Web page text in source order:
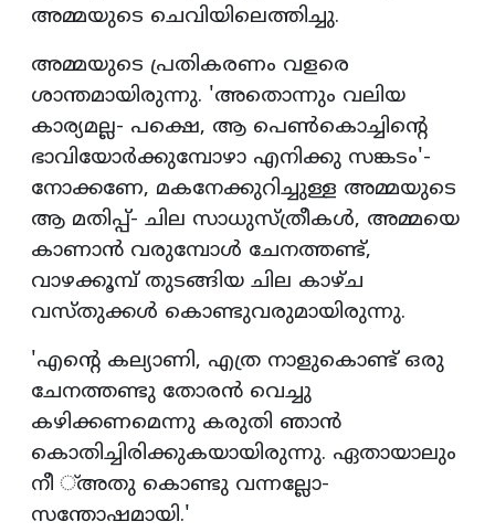
അമ്മയുടെ ചെവിയിലെത്തിച്ചു.
അമ്മയുടെ പ്രതികരണം വളരെ
ശാന്തമായിരുന്നു. 'അതൊന്നും വലിയ
കാര്യമല്ല- പക്ഷെ, ആ പെണ്‍കൊച്ചിന്റെ
ഭാവിയോര്‍ക്കുമ്പോഴാ എനിക്കു സങ്കടം'-
നോക്കണേ, മകനേക്കുറിച്ചുള്ള അമ്മയുടെ
ആ മതിപ്പ്- ചില സാധുസ്ത്രീകള്‍, അമ്മയെ
കാണാന്‍ വരുമ്പോള്‍ ചേനത്തണ്ട്,
വാഴക്കൂമ്പ് തുടങ്ങിയ ചില കാഴ്ച
വസ്തുക്കള്‍ കൊണ്ടുവരുമായിരുന്നു.
'എന്റെ കല്യാണി, എത്ര നാളുകൊണ്ട് ഒരു
ചേനത്തണ്ടു തോരന്‍ വെച്ചു
കഴിക്കണമെന്നു കരുതി ഞാന്‍
കൊതിച്ചിരിക്കുകയായിരുന്നു. ഏതായാലും
നീ ്അതു കൊണ്ടു വന്നല്ലോ-
സന്തോഷമായി.'